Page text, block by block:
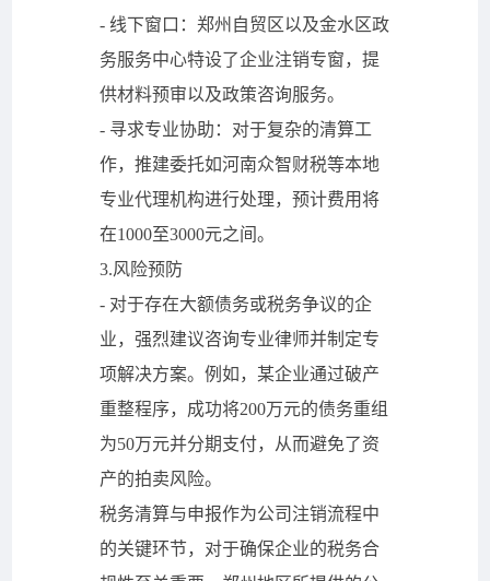
- 线下窗口：郑州自贸区以及金水区政
务服务中心特设了企业注销专窗，提
供材料预审以及政策咨询服务。
- 寻求专业协助：对于复杂的清算工
作，推建委托如河南众智财税等本地
专业代理机构进行处理，预计费用将
在1000至3000元之间。
3.风险预防
- 对于存在大额债务或税务争议的企
业，强烈建议咨询专业律师并制定专
项解决方案。例如，某企业通过破产
重整程序，成功将200万元的债务重组
为50万元并分期支付，从而避免了资
产的拍卖风险。
税务清算与申报作为公司注销流程中
的关键环节，对于确保企业的税务合